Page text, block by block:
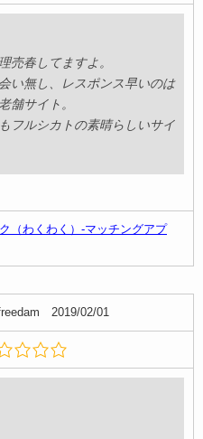
売春してますよ。
い無し、レスポンス早いのは
舗サイト。
フルシカトの素晴らしいサイ
（わくわく）-マッチングアプ
2019/02/01